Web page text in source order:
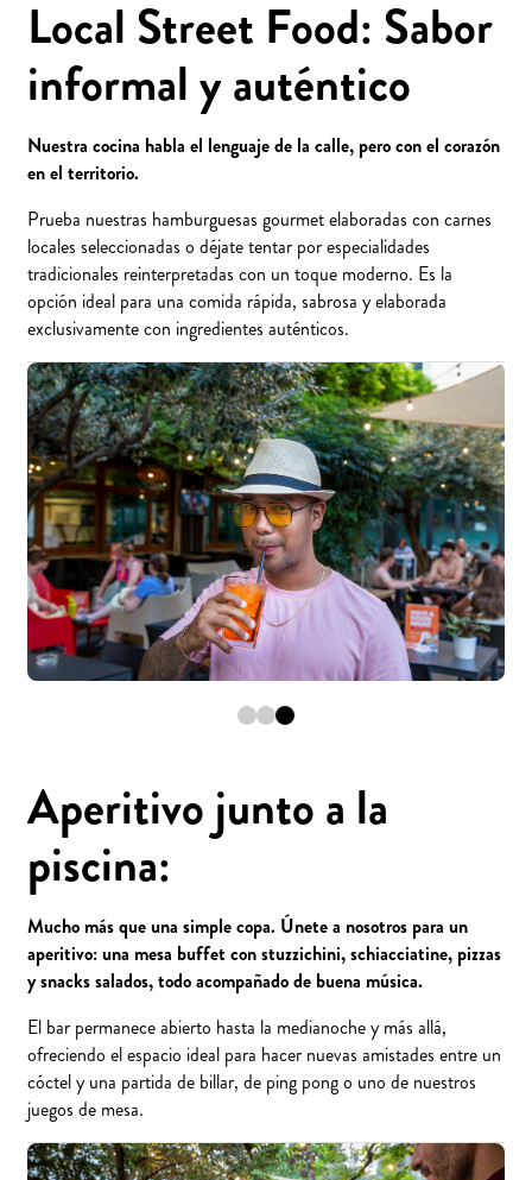
Local Street Food: Sabor
informal y auténtico
Nuestra cocina habla el lenguaje de la calle, pero con el corazón
en el territorio.
Prueba nuestras hamburguesas gourmet elaboradas con carnes
locales seleccionadas o déjate tentar por especialidades
tradicionales reinterpretadas con un toque moderno. Es la
opción ideal para una comida rápida, sabrosa y elaborada
exclusivamente con ingredientes auténticos.
Aperitivo junto a la
piscina:
Mucho más que una simple copa. Únete a nosotros para un
aperitivo: una mesa buffet con stuzzichini, schiacciatine, pizzas
y snacks salados, todo acompañado de buena música.
El bar permanece abierto hasta la medianoche y más allá,
ofreciendo el espacio ideal para hacer nuevas amistades entre un
cóctel y una partida de billar, de ping pong o uno de nuestros
juegos de mesa.